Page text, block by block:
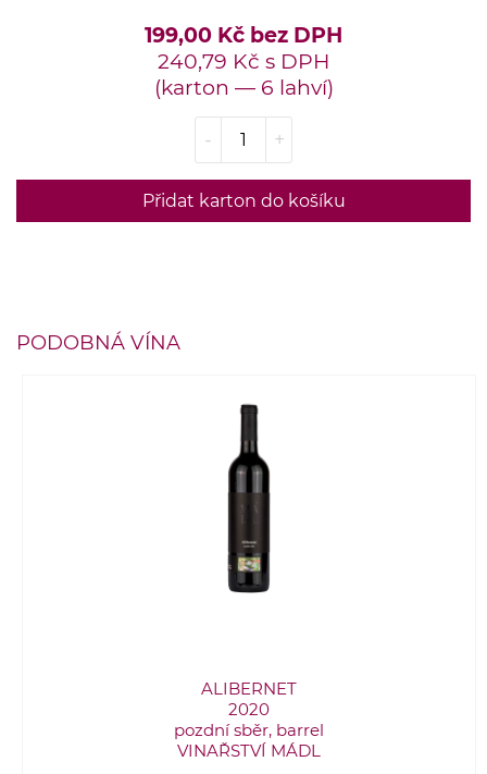
199,00 Kč bez DPH
240,79 Kč s DPH
(karton — 6 lahví)
- +
Přidat karton do košíku
PODOBNÁ VÍNA
ALIBERNET
2020
pozdní sběr, barrel
VINAŘSTVÍ MÁDL